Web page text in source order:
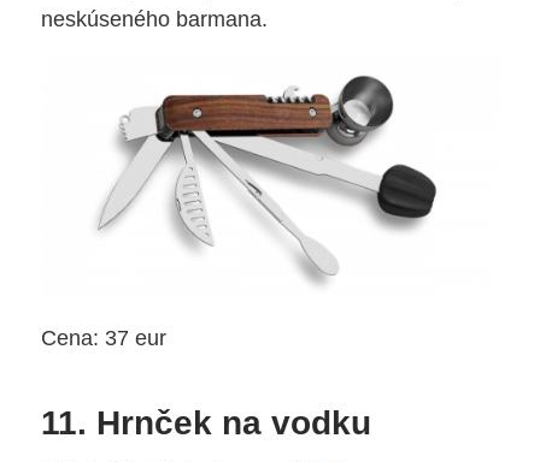
neskúseného barmana.
Cena: 37 eur
11. Hrnček na vodku